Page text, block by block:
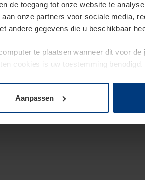
de toegang tot onze website te
onze partners voor sociale media,
andere gegevens die u beschikbaar
te plaatsen wanneer dit voor de
cookies is uw toestemming
op onze website wijzigen
Aanpassen